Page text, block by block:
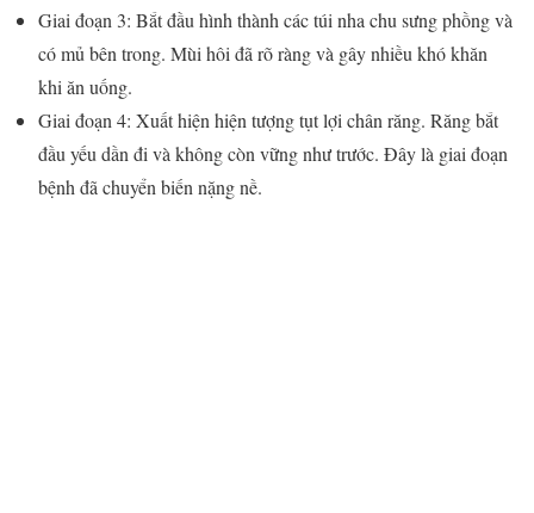
Giai đoạn 3: Bắt đầu hình thành các túi nha chu sưng phồng và
có mủ bên trong. Mùi hôi đã rõ ràng và gây nhiều khó khăn
khi ăn uống.
Giai đoạn 4: Xuất hiện hiện tượng tụt lợi chân răng. Răng bắt
đầu yếu dần đi và không còn vững như trước. Đây là giai đoạn
bệnh đã chuyển biến nặng nề.